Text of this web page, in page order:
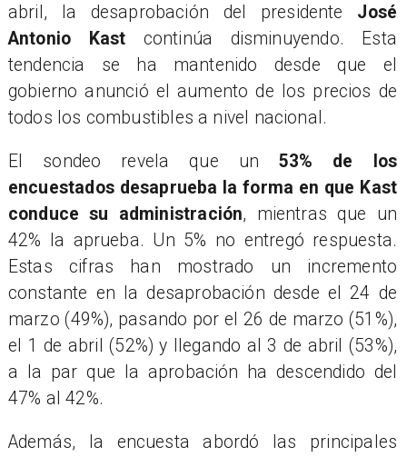
abril, la desaprobación del presidente José
Antonio Kast continúa disminuyendo. Esta
tendencia se ha mantenido desde que el
gobierno anunció el aumento de los precios de
todos los combustibles a nivel nacional.
El sondeo revela que un 53% de los
encuestados desaprueba la forma en que Kast
conduce su administración, mientras que un
42% la aprueba. Un 5% no entregó respuesta.
Estas cifras han mostrado un incremento
constante en la desaprobación desde el 24 de
marzo (49%), pasando por el 26 de marzo (51%),
el 1 de abril (52%) y llegando al 3 de abril (53%),
a la par que la aprobación ha descendido del
47% al 42%.
Además, la encuesta abordó las principales